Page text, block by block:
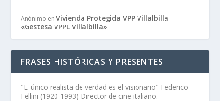
Anónimo enVivienda Protegida VPP Villalbilla
«Gestesa VPPL Villalbilla»
FRASES HISTÓRICAS Y PRESENTES
"El único realista de verdad es el visionario" Federico
Fellini (1920-1993) Director de cine italiano.